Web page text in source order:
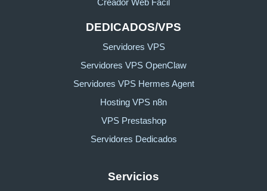
Creador Web Fácil
DEDICADOS/VPS
Servidores VPS
Servidores VPS OpenClaw
Servidores VPS Hermes Agent
Hosting VPS n8n
VPS Prestashop
Servidores Dedicados
Servicios